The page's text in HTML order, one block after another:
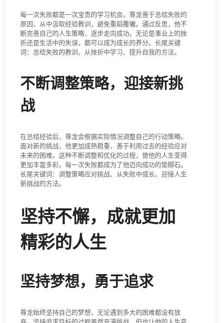
每一次失败都是一次宝贵的学习机会。尊龙善于总结失败的
原因，从中汲取经验教训，避免重蹈覆辙。通过反思，他不
断完善自己的人生策略，逐步走向成功。无论是事业上的挫
折还是生活中的失误，都可以成为成长的养分。长尾关键
词：总结失败的教训、从挫折中学习、提升自我的方法。
不断调整策略，迎接新挑
战
在总结经验后，尊龙会根据实际情况调整自己的行动策略。
面对新的挑战，他更加成熟稳重，善于利用过去的经验应对
未来的困难。这种不断调整和优化的过程，使他的人生变得
更加丰富多彩。每一次失败都成为了他迈向成功的垫脚石。
长尾关键词：调整策略应对挑战、从失败中成长、迎接人生
新挑战的方法。
坚持不懈，成就更加
精彩的人生
坚持梦想，勇于追求
尊龙始终坚持自己的梦想，无论遇到多大的困难都没有放